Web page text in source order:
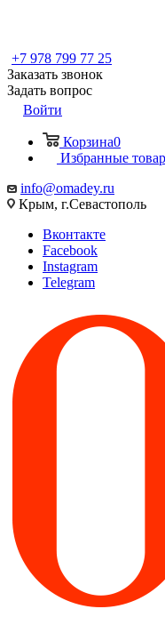
+7 978 799 77 25
Заказать звонок
Задать вопрос
Войти
Корзина0
Избранные
info@omadey.ru
Крым, г.Севастополь
Вконтакте
Facebook
Instagram
Telegram